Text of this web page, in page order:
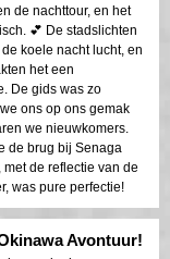
de nachttour, en het
💕 De stadslichten
koele nacht lucht, en
het een
De gids was zo
ons op ons gemak
we nieuwkomers.
de brug bij Senaga
de reflectie van de
was pure perfectie!
Avontuur!